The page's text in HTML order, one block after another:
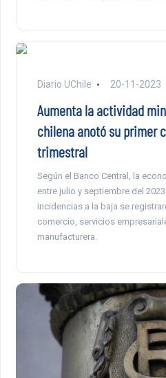
Diario UChile 20-11-2023
Aumenta la actividad
chilena anotó su primer
trimestral
Según el Banco Central, la
entre julio y septiembre del
incidencias a la baja se
comercio, servicios
manufacturera.